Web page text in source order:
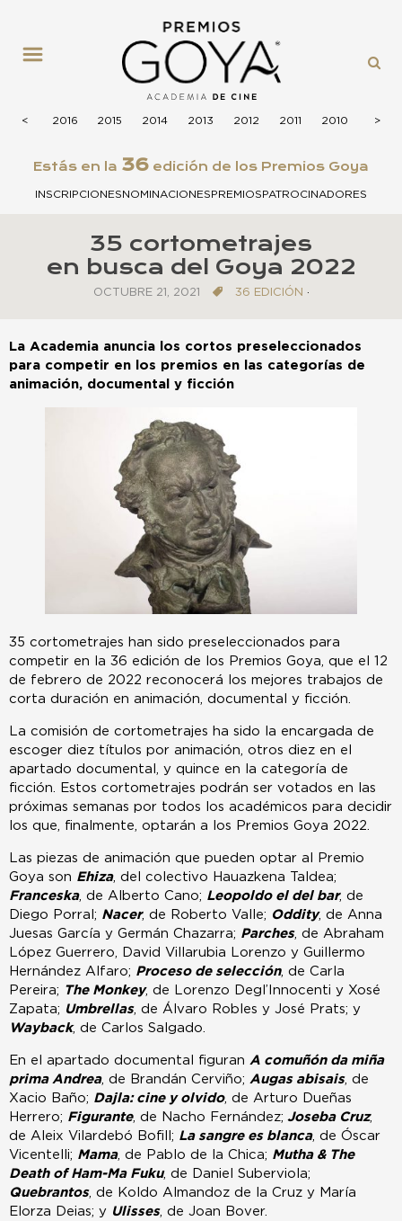
<
<
2017 2016 2015 2014 2013 2012 2011 2010 2009
>
>
Estás en la 36 edición de los Premios Goya
INSCRIPCIONESNOMINACIONESPREMIOSPATROCINADORES
35 cortometrajes
en busca del Goya 2022
OCTUBRE 21, 2021 36 EDICIÓN ·
La Academia anuncia los cortos preseleccionados
para competir en los premios en las categorías de
animación, documental y ficción
35 cortometrajes han sido preseleccionados para
competir en la 36 edición de los Premios Goya, que el 12
de febrero de 2022 reconocerá los mejores trabajos de
corta duración en animación, documental y ficción.
La comisión de cortometrajes ha sido la encargada de
escoger diez títulos por animación, otros diez en el
apartado documental, y quince en la categoría de
ficción. Estos cortometrajes podrán ser votados en las
próximas semanas por todos los académicos para decidir
los que, finalmente, optarán a los Premios Goya 2022.
Las piezas de animación que pueden optar al Premio
Goya son Ehiza, del colectivo Hauazkena Taldea;
Franceska, de Alberto Cano; Leopoldo el del bar, de
Diego Porral; Nacer, de Roberto Valle; Oddity, de Anna
Juesas García y Germán Chazarra; Parches, de Abraham
López Guerrero, David Villarubia Lorenzo y Guillermo
Hernández Alfaro; Proceso de selección, de Carla
Pereira; The Monkey, de Lorenzo Degl’Innocenti y Xosé
Zapata; Umbrellas, de Álvaro Robles y José Prats; y
Wayback, de Carlos Salgado.
En el apartado documental figuran A comuñón da miña
prima Andrea, de Brandán Cerviño; Augas abisais, de
Xacio Baño; Dajla: cine y olvido, de Arturo Dueñas
Herrero; Figurante, de Nacho Fernández; Joseba Cruz,
de Aleix Vilardebó Bofill; La sangre es blanca, de Óscar
Vicentelli; Mama, de Pablo de la Chica; Mutha & The
Death of Ham-Ma Fuku, de Daniel Suberviola;
Quebrantos, de Koldo Almandoz de la Cruz y María
Elorza Deias; y Ulisses, de Joan Bover.